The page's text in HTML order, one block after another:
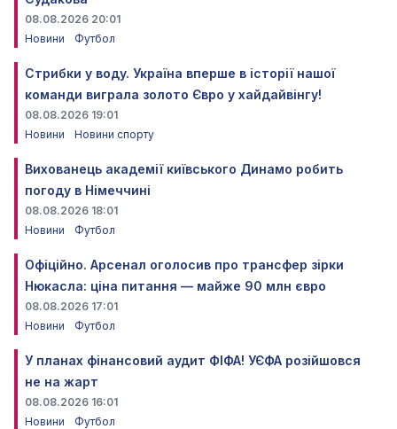
08.08.2026 20:01
Новини
Футбол
Стрибки у воду. Україна вперше в історії нашої
команди виграла золото Євро у хайдайвінгу!
08.08.2026 19:01
Новини
Новини спорту
Вихованець академії київського Динамо робить
погоду в Німеччині
08.08.2026 18:01
Новини
Футбол
Офіційно. Арсенал оголосив про трансфер зірки
Нюкасла: ціна питання — майже 90 млн євро
08.08.2026 17:01
Новини
Футбол
У планах фінансовий аудит ФІФА! УЄФА розійшовся
не на жарт
08.08.2026 16:01
Новини
Футбол